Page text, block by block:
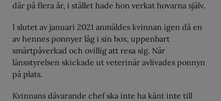
där på flera år, i stället hade hon verkat hovarna själv.
I slutet av januari 2021 anmäldes kvinnan igen då en
av hennes ponnyer låg i sin box, uppenbart
smärtpåverkad och ovillig att resa sig. När
länsstyrelsen skickade ut veterinär avlivades ponnyn
på plats.
Kvinnans dåvarande chef ska inte ha känt inte till